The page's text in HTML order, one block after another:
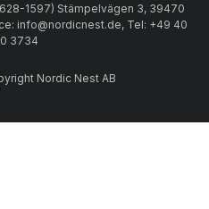
1597) Stämpelvägen 3, 39470
info@nordicnest.de, Tel: +49 40
3734
Nordic Nest AB